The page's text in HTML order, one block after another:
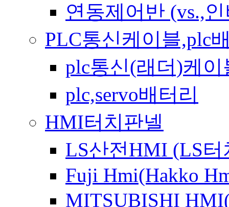
연동제어반 (vs.,
PLC통신케이블,plc
plc통신(래더)케이
plc,servo배터리
HMI터치판넬
LS산전HMI (LS
Fuji Hmi(Hakko
MITSUBISHI